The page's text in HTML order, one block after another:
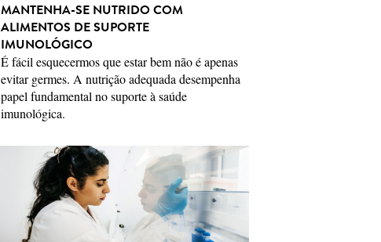
MANTENHA-SE NUTRIDO COM
ALIMENTOS DE SUPORTE
IMUNOLÓGICO
É fácil esquecermos que estar bem não é apenas
evitar germes. A nutrição adequada desempenha
papel fundamental no suporte à saúde
imunológica.